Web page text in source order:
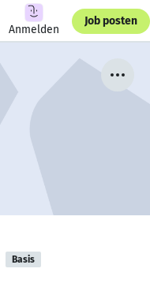
Anmelden
Job posten
Basis